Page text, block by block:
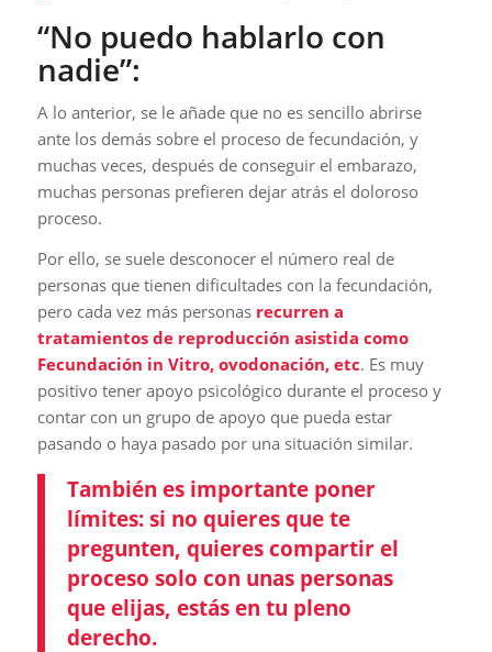
“No puedo hablarlo con
nadie”:
A lo anterior, se le añade que no es sencillo abrirse
ante los demás sobre el proceso de fecundación, y
muchas veces, después de conseguir el embarazo,
muchas personas prefieren dejar atrás el doloroso
proceso.
Por ello, se suele desconocer el número real de
personas que tienen dificultades con la fecundación,
pero cada vez más personas recurren a
tratamientos de reproducción asistida como
Fecundación in Vitro, ovodonación, etc. Es muy
positivo tener apoyo psicológico durante el proceso y
contar con un grupo de apoyo que pueda estar
pasando o haya pasado por una situación similar.
También es importante poner
límites: si no quieres que te
pregunten, quieres compartir el
proceso solo con unas personas
que elijas, estás en tu pleno
derecho.